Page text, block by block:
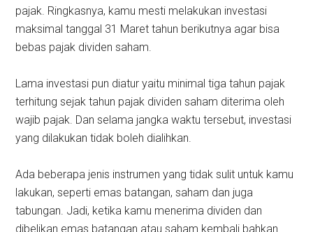
pajak. Ringkasnya, kamu mesti melakukan investasi
maksimal tanggal 31 Maret tahun berikutnya agar bisa
bebas pajak dividen saham.
Lama investasi pun diatur yaitu minimal tiga tahun pajak
terhitung sejak tahun pajak dividen saham diterima oleh
wajib pajak. Dan selama jangka waktu tersebut, investasi
yang dilakukan tidak boleh dialihkan.
Ada beberapa jenis instrumen yang tidak sulit untuk kamu
lakukan, seperti emas batangan, saham dan juga
tabungan. Jadi, ketika kamu menerima dividen dan
dibelikan emas batangan atau saham kembali bahkan